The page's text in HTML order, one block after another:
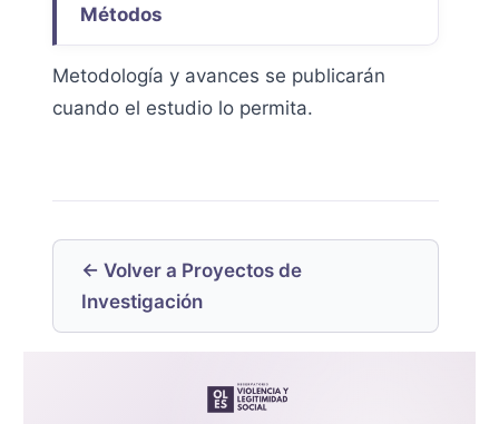
Métodos
Metodología y avances se publicarán
cuando el estudio lo permita.
← Volver a Proyectos de
Investigación